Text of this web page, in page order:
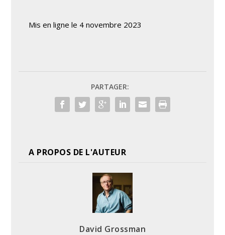
Mis en ligne le 4 novembre 2023
PARTAGER:
A PROPOS DE L'AUTEUR
David Grossman